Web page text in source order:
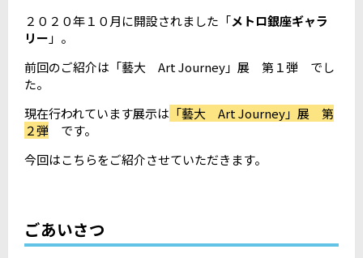
２０２０年１０月に開設されました「メトロ銀座ギャラ
リー 」。
前回のご紹介は「藝大 Art Journey」展 第１弾 でし
た。
現在行われています展示は 「藝大 Art Journey」展 第
２弾 です。
今回はこちらをご紹介させていただきます。
ごあいさつ